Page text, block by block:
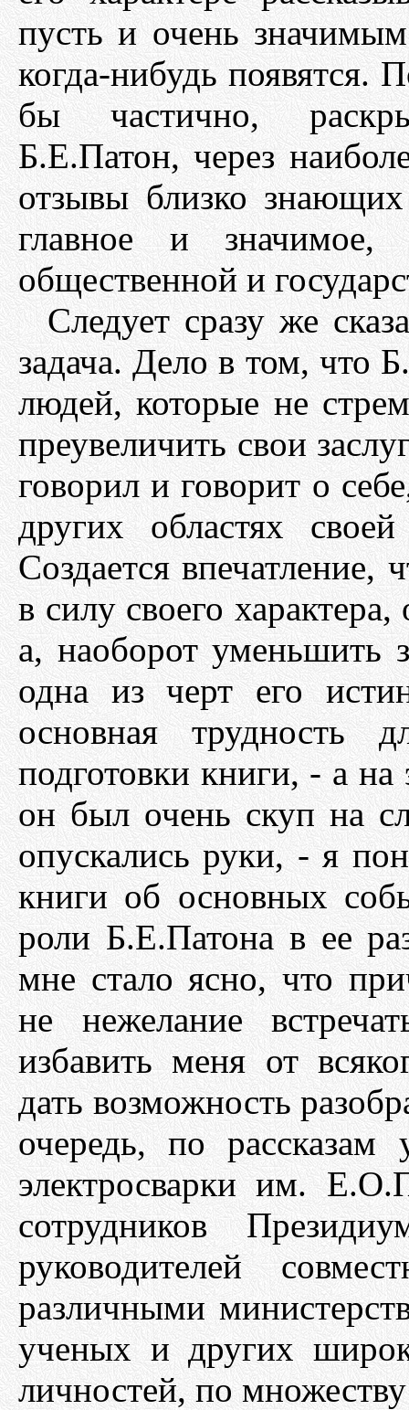
пусть и очень
когда-нибудь появятся.
бы частично,
Б.Е.Патон, через
отзывы близко
главное и
общественной и
Следует сразу же
задача. Дело в том, что
людей, которые не
преувеличить свои
говорил и говорит о
других областях
Создается
в силу своего
а, наоборот уменьшить
одна из черт его
основная
подготовки книги, - а
он был очень скуп на
опускались руки, - я
книги об основных
роли Б.Е.Патона в ее
мне стало ясно, что
не нежелание
избавить меня от
дать возможность
очередь, по
электросварки им.
сотрудников
руководителей
различными
ученых и других
личностей, по